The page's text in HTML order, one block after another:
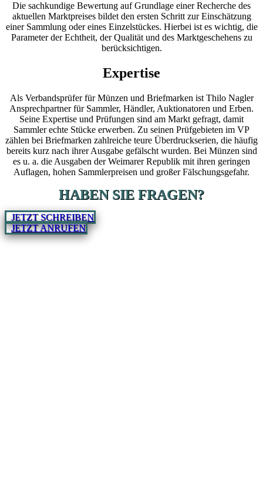
Die sachkundige Bewertung auf Grundlage einer Recherche des
aktuellen Marktpreises bildet den ersten Schritt zur Einschätzung
einer Sammlung oder eines Einzelstückes. Hierbei ist es wichtig, die
Parameter der Echtheit, der Qualität und des Marktgeschehens zu
berücksichtigen.
Expertise
Als Verbandsprüfer für Münzen und Briefmarken ist Thilo Nagler
Ansprechpartner für Sammler, Händler, Auktionatoren und Erben.
Seine Expertise und Prüfungen sind am Markt gefragt, damit
Sammler echte Stücke erwerben. Zu seinen Prüfgebieten im VP
zählen bei Briefmarken zahlreiche teure Überdruckserien, die häufig
bereits kurz nach ihrer Ausgabe gefälscht wurden. Bei Münzen sind
es u. a. die Ausgaben der Weimarer Republik mit ihren geringen
Auflagen, hohen Sammlerpreisen und großer Fälschungsgefahr.
HABEN SIE FRAGEN?
JETZT SCHREIBEN
JETZT ANRUFEN